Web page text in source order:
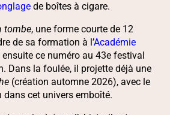
de boîtes à cigare.
tombe, une forme courte de 12
de sa formation à l’Académie
ensuite ce numéro au 43e festival
Dans la foulée, il projette déjà une
(création automne 2026), avec le
dans cet univers emboîté.